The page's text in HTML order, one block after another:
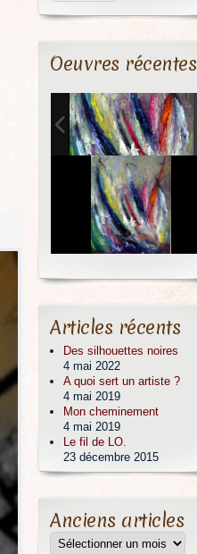
Oeuvres récentes
Articles récents
Des silhouettes noires
4 mai 2022
A quoi sert un artiste ?
4 mai 2019
Mon cheminement
4 mai 2019
Le fil de LO.
23 décembre 2015
Anciens articles